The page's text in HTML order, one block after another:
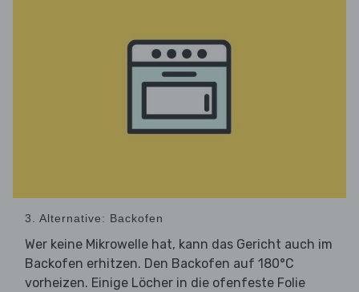
3. Alternative: Backofen
Wer keine Mikrowelle hat, kann das Gericht auch im
Backofen erhitzen. Den Backofen auf 180°C
vorheizen. Einige Löcher in die ofenfeste Folie